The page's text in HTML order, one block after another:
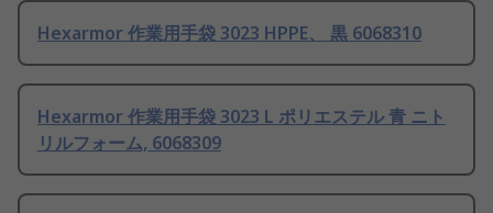
Hexarmor 作業用手袋 3023 HPPE、 黒 6068310
Hexarmor 作業用手袋 3023 L ポリエステル 青 ニト
リルフォーム, 6068309